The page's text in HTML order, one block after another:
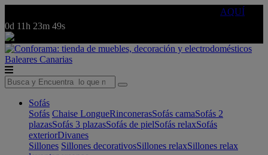
AQUÍ
0d 11h 23m 49s
Baleares Canarias
Sofás
Sofás Chaise LongueRinconerasSofás camaSofás 2
plazasSofás 3 plazasSofás de pielSofás relaxSofás
exteriorDivanes
Sillones Sillones decorativosSillones relaxSillones relax